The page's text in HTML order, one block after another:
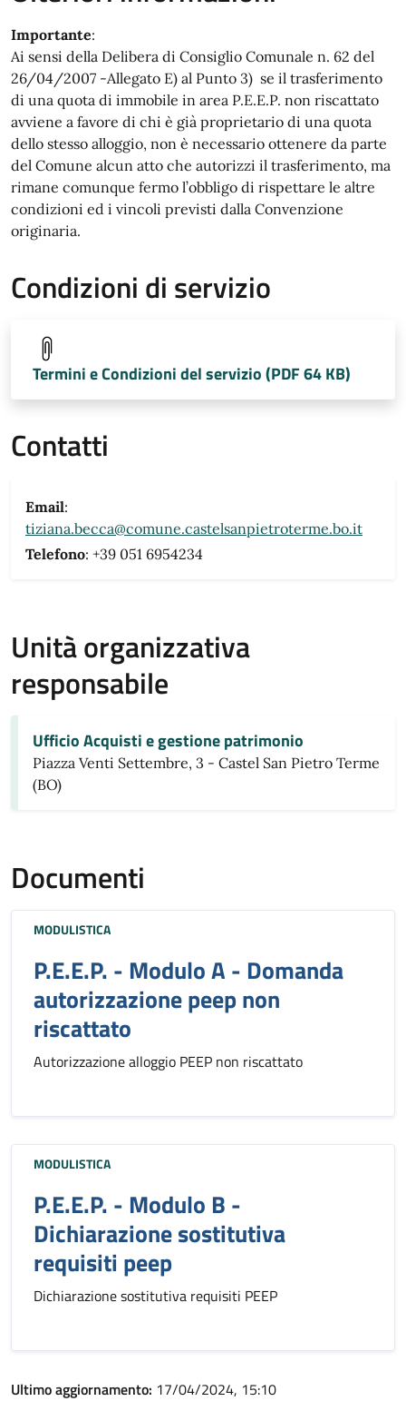
Importante:
Ai sensi della Delibera di Consiglio Comunale n. 62 del
26/04/2007 -Allegato E) al Punto 3) se il trasferimento
di una quota di immobile in area P.E.E.P. non riscattato
avviene a favore di chi è già proprietario di una quota
dello stesso alloggio, non è necessario ottenere da parte
del Comune alcun atto che autorizzi il trasferimento, ma
rimane comunque fermo l’obbligo di rispettare le altre
condizioni ed i vincoli previsti dalla Convenzione
originaria.
Condizioni di servizio
Termini e Condizioni del servizio (PDF 64 KB)
Contatti
Email:
tiziana.becca@comune.castelsanpietroterme.bo.it
Telefono: +39 051 6954234
Unità organizzativa
responsabile
Ufficio Acquisti e gestione patrimonio
Piazza Venti Settembre, 3 - Castel San Pietro Terme
(BO)
Documenti
MODULISTICA
P.E.E.P. - Modulo A - Domanda
autorizzazione peep non
riscattato
Autorizzazione alloggio PEEP non riscattato
MODULISTICA
P.E.E.P. - Modulo B -
Dichiarazione sostitutiva
requisiti peep
Dichiarazione sostitutiva requisiti PEEP
Ultimo aggiornamento: 17/04/2024, 15:10